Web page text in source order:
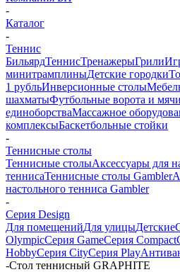
-
Каталог
-
Теннис
БильярдТеннисТренажерыГрили
минитрамплиныДетские городки
1 рубльИнверсионные столы
шахматыФутбольные ворота и мячи
единоборстваМассажное
комплексыБаскетбольные стойки
-
Теннисные столы
Теннисные столыАксессуары для
теннисаТеннисные столы Gambler
настольного тенниса Gambler
-
Серия Design
Для помещенийДля улицыДетские
OlympicСерия GameСерия Compact
HobbyСерия CityСерия Play
-Стол теннисный GRAPHITE